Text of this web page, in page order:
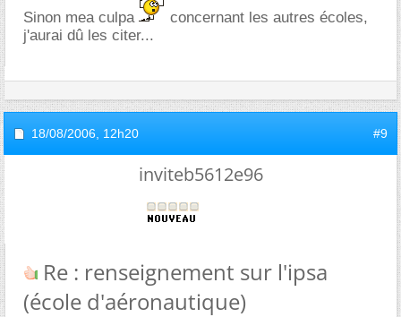
Sinon mea culpa
concernant les autres écoles,
j'aurai dû les citer...
18/08/2006, 12h20 #9
inviteb5612e96
Re : renseignement sur l'ipsa
(école d'aéronautique)